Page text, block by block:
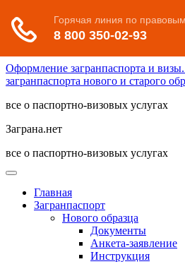
Оформление загранпаспорта и
загранпаспорта нового и старого
все о паспортно-визовых услугах
Заграна.нет
все о паспортно-визовых услугах
Главная
Загранпаспорт
Нового образца
Документы
Анкета-заявление
Инструкция